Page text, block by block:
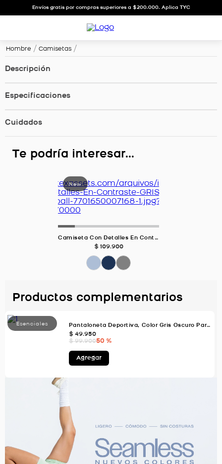
Envíos gratis por compras superiores a $200.000. Aplica TYC
Hombre Camisetas
Descripción
Especificaciones
Cuidados
Te podría interesar...
Camiseta Con Detalles En Contraste GRIS CLARO Para Hombre
$ 109.900
Productos complementarios
Pantaloneta Deportiva, Color Gris Oscuro Para Hombre
$ 49.950
$ 99.90050 %
Agregar